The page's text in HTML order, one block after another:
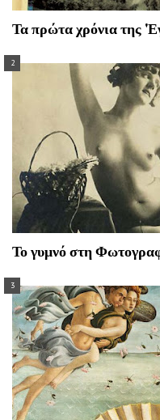
Τα πρώτα χρόνια της
Το γυμνό στη